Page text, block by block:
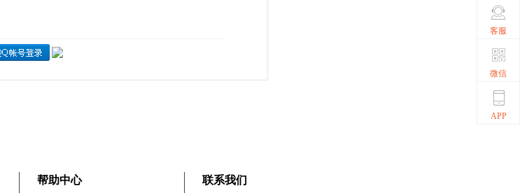
帮助中心 联系我们
客服
微信
APP